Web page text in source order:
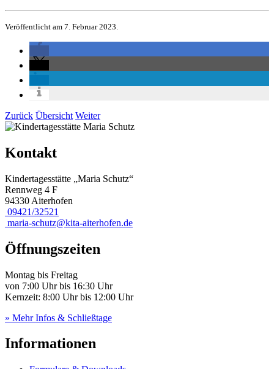
Veröffentlicht am 7. Februar 2023.
Zurück Übersicht Weiter
Kontakt
Kindertagesstätte „Maria Schutz“
Rennweg 4 F
94330 Aiterhofen
09421/32521
maria-schutz@kita-aiterhofen.de
Öffnungszeiten
Montag bis Freitag
von 7:00 Uhr bis 16:30 Uhr
Kernzeit: 8:00 Uhr bis 12:00 Uhr
» Mehr Infos & Schließtage
Informationen